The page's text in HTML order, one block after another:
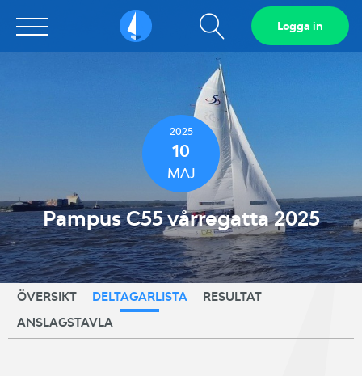
Sailarena Visa
sökfält
Logga in
2025
10
MAJ
Pampus C55 vårregatta 2025
ÖVERSIKT DELTAGARLISTA
RESULTAT
ANSLAGSTAVLA